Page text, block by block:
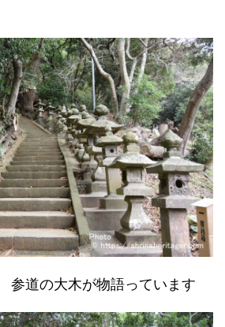
道の大木が物語っています